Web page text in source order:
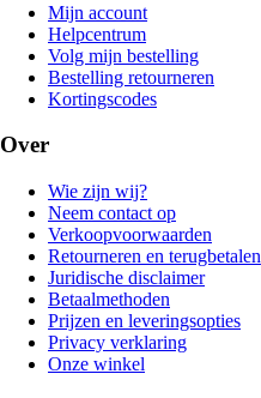
Mijn account
Helpcentrum
Volg mijn bestelling
Bestelling retourneren
Kortingscodes
Over
Wie zijn wij?
Neem contact op
Verkoopvoorwaarden
Retourneren en terugbetalen
Juridische disclaimer
Betaalmethoden
Prijzen en leveringsopties
Privacy verklaring
Onze winkel